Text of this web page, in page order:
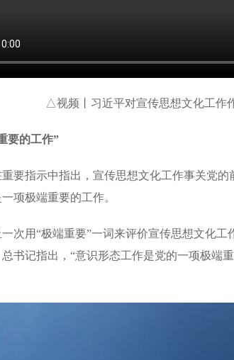
△视频丨习近平对宣传思想文化工作
要的工作”
要指示中指出，宣传思想文化工作事关党
项极端重要的工作。
次用“极端重要”一词来评价宣传思想文化
书记指出，“意识形态工作是党的一项极端